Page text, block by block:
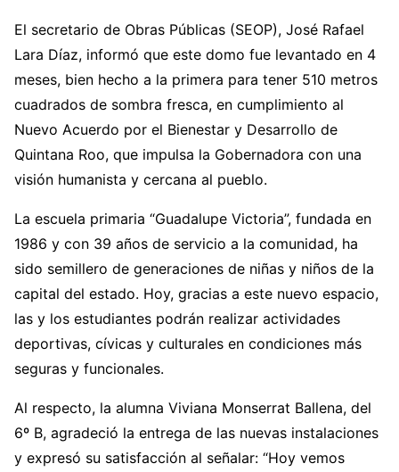
El secretario de Obras Públicas (SEOP), José Rafael
Lara Díaz, informó que este domo fue levantado en 4
meses, bien hecho a la primera para tener 510 metros
cuadrados de sombra fresca, en cumplimiento al
Nuevo Acuerdo por el Bienestar y Desarrollo de
Quintana Roo, que impulsa la Gobernadora con una
visión humanista y cercana al pueblo.
La escuela primaria “Guadalupe Victoria”, fundada en
1986 y con 39 años de servicio a la comunidad, ha
sido semillero de generaciones de niñas y niños de la
capital del estado. Hoy, gracias a este nuevo espacio,
las y los estudiantes podrán realizar actividades
deportivas, cívicas y culturales en condiciones más
seguras y funcionales.
Al respecto, la alumna Viviana Monserrat Ballena, del
6º B, agradeció la entrega de las nuevas instalaciones
y expresó su satisfacción al señalar: “Hoy vemos